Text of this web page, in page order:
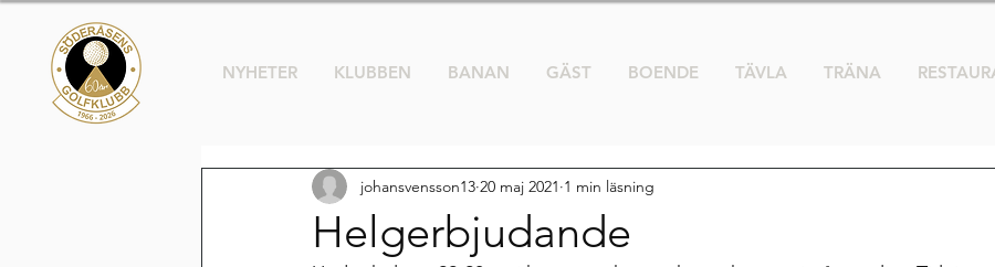
NYHETER KLUBBEN BANAN GÄST BOENDE TÄVLA TRÄNA
Helgerbjudande
johansvensson13 20 maj 2021 1 min läsning